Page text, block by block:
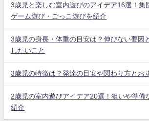
3歳児と楽しむ室内遊びのアイデア16選！集
ゲーム遊び・ごっこ遊びを紹介
3歳児の身長・体重の目安は？伸びない要因
したいこと
3歳児の特徴は？発達の目安や関わり方とお
2歳児の室内遊びアイデア20選！狙いや準備
紹介